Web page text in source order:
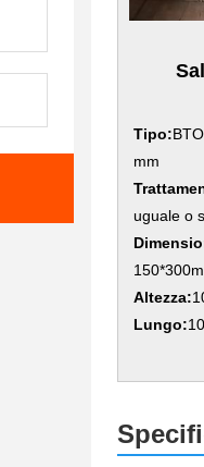
Tipo:
mm
uguale o
Altezza:
Lungo: